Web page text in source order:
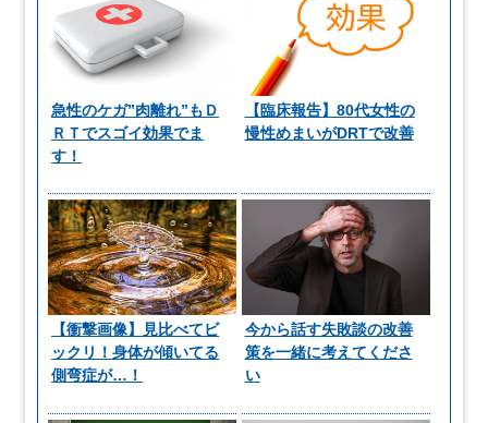
急性のケガ”肉離れ”もＤ
ＲＴでスゴイ効果でま
す！
【臨床報告】80代女性の
慢性めまいがDRTで改善
【衝撃画像】見比べてビ
ックリ！身体が傾いてる
側弯症が…！
今から話す失敗談の改善
策を一緒に考えてくださ
い